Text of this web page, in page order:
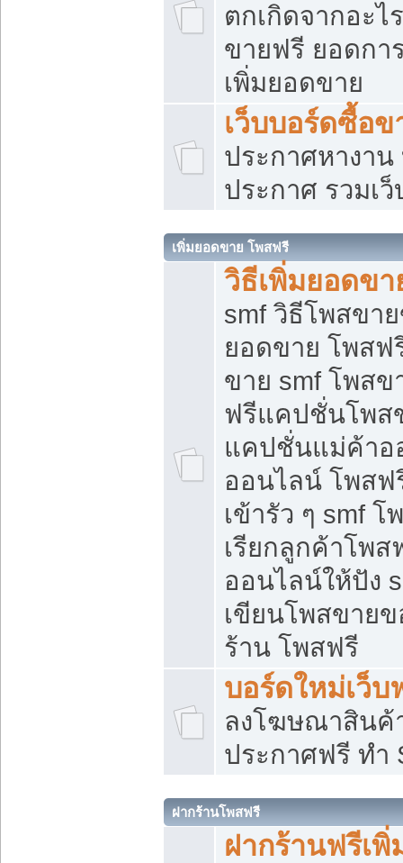
ตกเกิดจากอะไ
ขายฟรี ยอดกา
เพิ่มยอดขาย
เว็บบอร์ดซื้อข
ประกาศหางาน
ประกาศ รวมเ
เพิ่มยอดขาย โพสฟรี
วิธีเพิ่มยอดข
smf วิธีโพสขา
ยอดขาย โพสฟ
ขาย smf โพส
ฟรีแคปชั่นโพส
แคปชั่นแม่ค้า
ออนไลน์ โพสฟ
เข้ารัว ๆ smf
เรียกลูกค้าโพส
ออนไลน์ให้ปัง
เขียนโพสขาย
ร้าน โพสฟรี
บอร์ดใหม่เว็บ
ลงโฆษณาสิน
ประกาศฟรี ทำ
ฝากร้านโพสฟรี
ฝากร้านฟรีเ